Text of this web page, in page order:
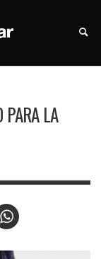
PARA LA